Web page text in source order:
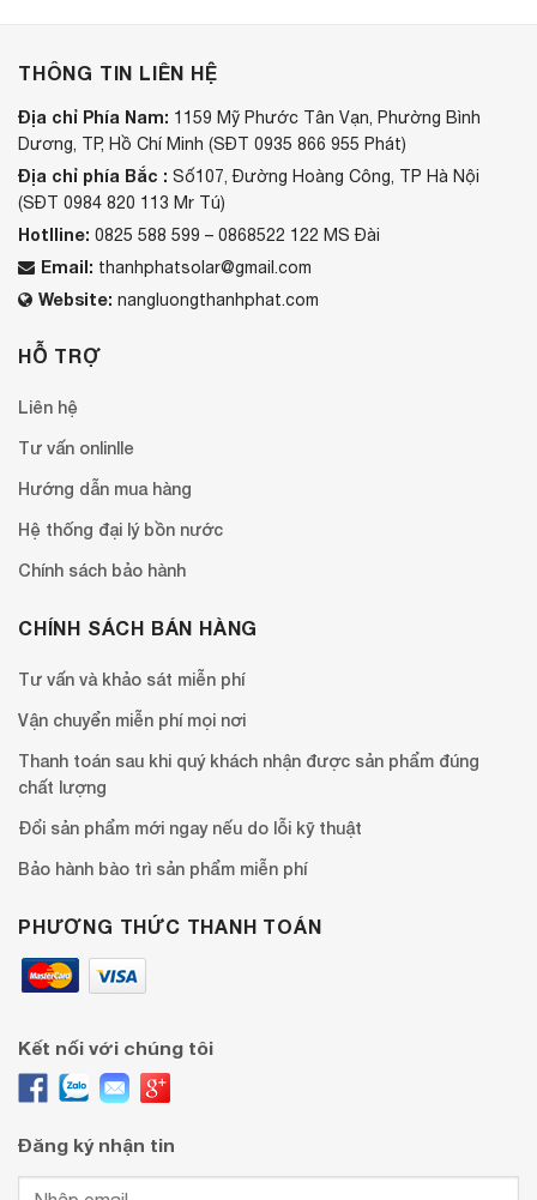
THÔNG TIN LIÊN HỆ
Địa chỉ Phía Nam: 1159 Mỹ Phước Tân Vạn, Phường Bình
Dương, TP, Hồ Chí Minh (SĐT 0935 866 955 Phát)
Địa chỉ phía Bắc : Số107, Đường Hoàng Công, TP Hà Nội
(SĐT 0984 820 113 Mr Tú)
Hotlline: 0825 588 599 – 0868522 122 MS Đài
Email: thanhphatsolar@gmail.com
Website: nangluongthanhphat.com
HỖ TRỢ
Liên hệ
Tư vấn onlinlle
Hướng dẫn mua hàng
Hệ thống đại lý bồn nước
Chính sách bảo hành
CHÍNH SÁCH BÁN HÀNG
Tư vấn và khảo sát miễn phí
Vận chuyển miễn phí mọi nơi
Thanh toán sau khi quý khách nhận được sản phẩm đúng
chất lượng
Đổi sản phẩm mới ngay nếu do lỗi kỹ thuật
Bảo hành bào trì sản phẩm miễn phí
PHƯƠNG THỨC THANH TOÁN
Kết nối với chúng tôi
Đăng ký nhận tin